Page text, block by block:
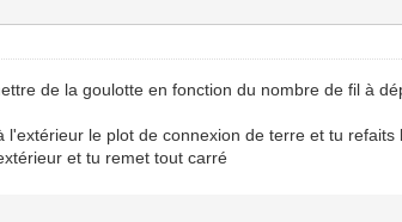
de la goulotte en fonction du nombre de fil à
le plot de connexion de terre et tu refaits
et tu remet tout carré